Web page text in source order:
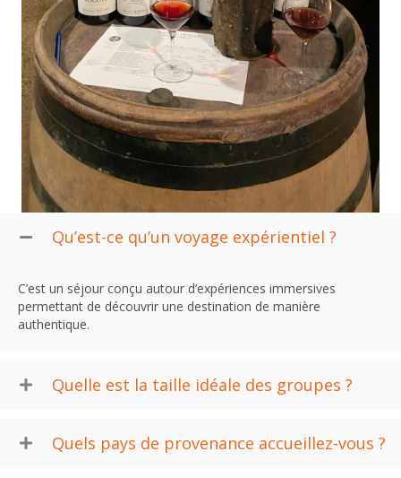
Qu’est-ce qu’un voyage expérientiel ?
C’est un séjour conçu autour d’expériences immersives
permettant de découvrir une destination de manière
authentique.
Quelle est la taille idéale des groupes ?
Quels pays de provenance accueillez-vous ?